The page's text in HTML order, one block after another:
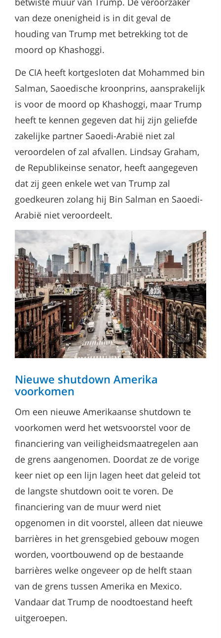
van deze onenigheid is in dit geval de
houding van Trump met betrekking tot de
moord op Khashoggi.
De CIA heeft kortgesloten dat Mohammed bin
Salman, Saoedische kroonprins, aansprakelijk
is voor de moord op Khashoggi, maar Trump
heeft te kennen gegeven dat hij zijn geliefde
zakelijke partner Saoedi-Arabië niet zal
veroordelen of zal afvallen. Lindsay Graham,
de Republikeinse senator, heeft aangegeven
dat zij geen enkele wet van Trump zal
goedkeuren zolang hij Bin Salman en Saoedi-
Arabië niet veroordeelt.
Nieuwe shutdown Amerika
voorkomen
Om een nieuwe Amerikaanse shutdown te
voorkomen werd het wetsvoorstel voor de
financiering van veiligheidsmaatregelen aan
de grens aangenomen. Doordat ze de vorige
keer niet op een lijn lagen heet dat geleid tot
de langste shutdown ooit te voren. De
financiering van de muur werd niet
opgenomen in dit voorstel, alleen dat nieuwe
barrières in het grensgebied gebouw mogen
worden, voortbouwend op de bestaande
barrières welke ongeveer op de helft staan
van de grens tussen Amerika en Mexico.
Vandaar dat Trump de noodtoestand heeft
uitgeroepen.